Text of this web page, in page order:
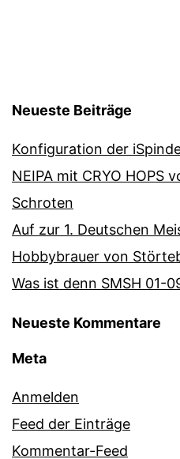
Neueste Beiträge
Konfiguration der
NEIPA mit CRYO HOPS
Schroten
Auf zur 1. Deutschen
Hobbybrauer von
Was ist denn SMSH 01-
Neueste Kommentare
Meta
Anmelden
Feed der Einträge
Kommentar-Feed